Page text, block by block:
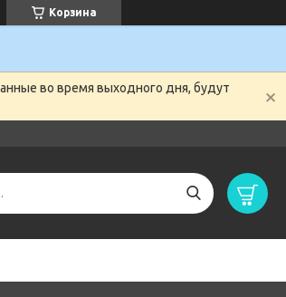
Корзина
во время выходного дня, будут